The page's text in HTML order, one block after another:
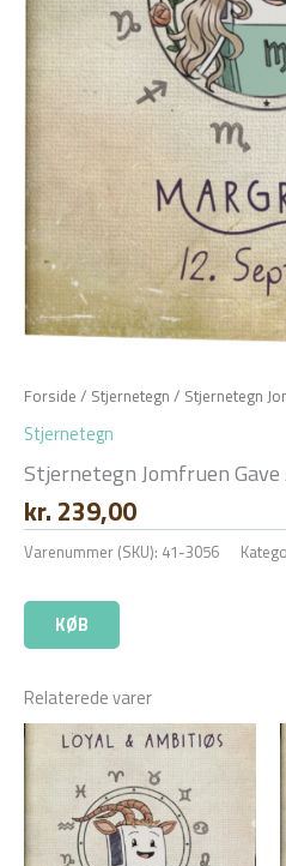
Forside / Stjernetegn / Stjernetegn
Stjernetegn
Stjernetegn Jomfruen
kr. 239,00
Varenummer (SKU): 41-3056
KØB
Relaterede varer